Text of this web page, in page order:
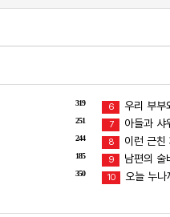
319
251
244
185
350
6 우리 부부
7 아들과 샤
8 이런 근친
9 남편의
10 오늘 누